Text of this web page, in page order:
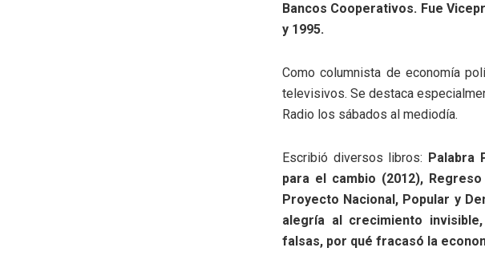
Bancos Cooperativos. Fue
y 1995.
Como columnista de economía
televisivos. Se destaca
Radio los sábados al mediodía.
Escribió diversos libros: Palabra
para el cambio (2012),
Proyecto Nacional, Popular y
alegría al crecimiento
falsas, por qué fracasó la